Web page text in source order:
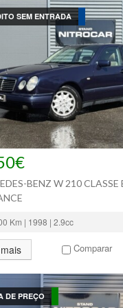
SEM ENTRADA
BENZ W 210 CLASSE
Km | 1998 | 2.9cc
Comparar
DE PREÇO